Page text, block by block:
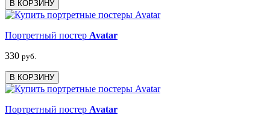
В КОРЗИНУ
Портретный постер Avatar
330 руб.
В КОРЗИНУ
Портретный постер Avatar